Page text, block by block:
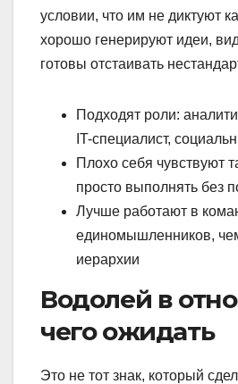
условии, что им не диктуют
хорошо генерируют идеи,
готовы отстаивать
Подходят роли:
IT-специалист,
Плохо себя чувствуют
просто выполнять без
Лучше работают в
единомышленников,
иерархии
Водолей в
чего ожидать
Это не тот знак, который